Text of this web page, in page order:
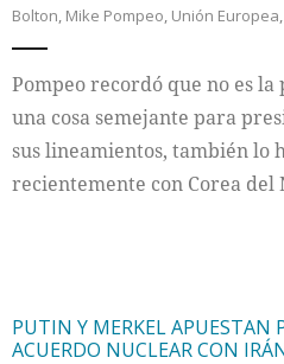
Bolton, Mike Pompeo, Unión Europea,
Pompeo recordó que no es
una cosa semejante para
sus lineamientos, también lo
recientemente con Corea del
PUTIN Y MERKEL APUESTAN
ACUERDO NUCLEAR CON